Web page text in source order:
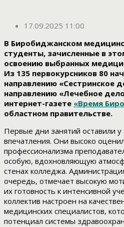
17.09.2025 11:00
В Биробиджанском
студенты, зачисленные в
освоению выбранных
Из 135 первокурсников 80
направлению «Сестринское
направлению «Лечебное
интернет-газете «Время
областном правительстве.
Первые дни занятий оставили у
впечатления. Они высоко
профессионализма
особую, вдохновляющую
стенах колледжа.
очередь, отмечает высокую
их готовность к интенсивной
коллектив настроен на
медицинских специалистов,
потенциал системы